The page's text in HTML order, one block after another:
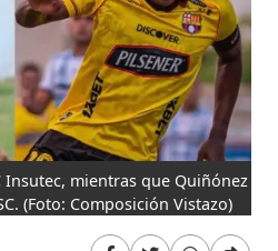
Insutec, mientras que Quiñónez
(Foto: Composición Vistazo)